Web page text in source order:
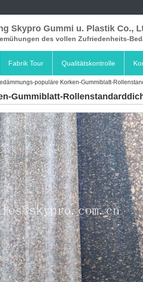
Skypro Gummi u. Plastik Co.,
des vollen Zufriedenheits-
Fabrik Tour Qualitätskontrolle
populäre Korken-Gummiblatt-
Gummiblatt-